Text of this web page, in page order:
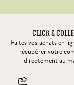
CLICK &
Faites vos achats en
récupérer votre
directement au